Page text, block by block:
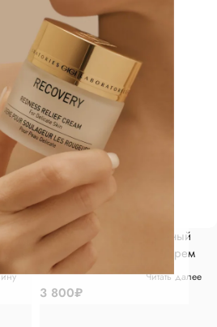
для
гр
GENOSYS Cолнцезащитный
мультифункциональный крем
СПФ 40, 40 мл
3 800₽
Читать далее